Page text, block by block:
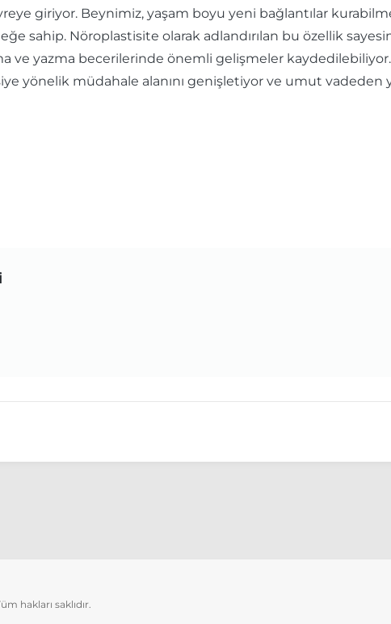
giriyor. Beynimiz, yaşam boyu yeni bağlantılar
sahip. Nöroplastisite olarak adlandırılan bu özellik
ve yazma becerilerinde önemli gelişmeler
yönelik müdahale alanını genişletiyor ve umut vadeden
hakları saklıdır.